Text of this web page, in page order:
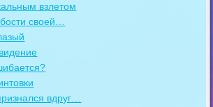
взлетом
своей…
вдруг…